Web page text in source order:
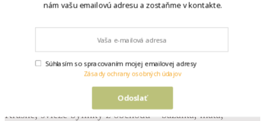
Krásne, svieže bylinky z obchodu – bazalka, mäta,
nám vašu emailovú adresu a zostaňme v kontakte.
Odoslať
Súhlasím so spracovaním mojej emailovej adresy
Zásady ochrany osobných údajov